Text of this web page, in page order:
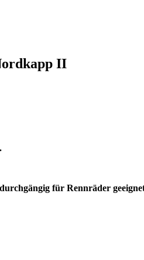
II
für Rennräder